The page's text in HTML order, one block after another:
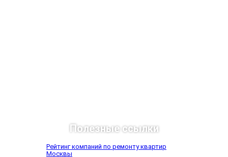
Полезные ссылки
Рейтинг компаний по ремонту квартир
Москвы